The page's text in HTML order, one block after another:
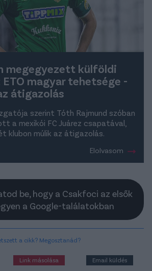
megegyezett külföldi
magyar tehetsége -
átigazolás
szerint Tóth Rajmund szóban
a mexikói FC Juárez csapatával,
klubon múlik az átigazolás.
Elolvasom
be, hogy a Csakfoci az elsők
a Google-találatokban
a cikk? Megosztanád?
Link másolása Email küldés